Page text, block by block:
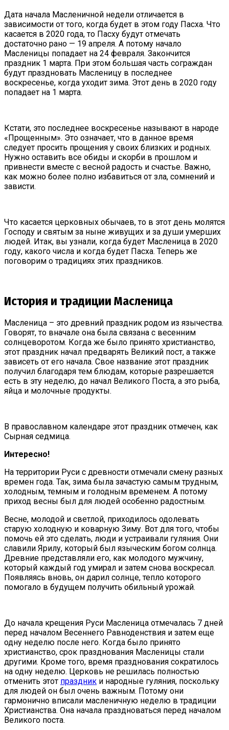
Дата начала Масленичной недели отличается в
зависимости от того, когда будет в этом году Пасха. Что
касается в 2020 года, то Пасху будут отмечать
достаточно рано — 19 апреля. А потому начало
Масленицы попадает на 24 февраля. Закончится
праздник 1 марта. При этом большая часть сограждан
будут праздновать Масленицу в последнее
воскресенье, когда уходит зима. Этот день в 2020 году
попадает на 1 марта.
Кстати, это последнее воскресенье называют в народе
«Прощенным». Это означает, что в данное время
следует просить прощения у своих близких и родных.
Нужно оставить все обиды и скорби в прошлом и
привнести вместе с весной радость и счастье. Важно,
как можно более полно избавиться от зла, сомнений и
зависти.
Что касается церковных обычаев, то в этот день молятся
Господу и святым за ныне живущих и за души умерших
людей. Итак, вы узнали, когда будет Масленица в 2020
году, какого числа и когда будет Пасха. Теперь же
поговорим о традициях этих праздников.
История и традиции Масленица
Масленица – это древний праздник родом из язычества.
Говорят, то вначале она была связана с весенним
солнцеворотом. Когда же было принято христианство,
этот праздник начал предварять Великий пост, а также
зависеть от его начала. Свое название этот праздник
получил благодаря тем блюдам, которые разрешается
есть в эту неделю, до начал Великого Поста, а это рыба,
яйца и молочные продукты.
В православном календаре этот праздник отмечен, как
Сырная седмица.
Интересно!
На территории Руси с древности отмечали смену разных
времен года. Так, зима была зачастую самым трудным,
холодным, темным и голодным временем. А потому
приход весны был для людей особенно радостным.
Весне, молодой и светлой, приходилось одолевать
старую холодную и коварную Зиму. Вот для того, чтобы
помочь ей это сделать, люди и устраивали гуляния. Они
славили Ярилу, который был языческим богом солнца.
Древние представляли его, как молодого мужчину,
который каждый год умирал и затем снова воскресал.
Появляясь вновь, он дарил солнце, тепло которого
помогало в будущем получить обильный урожай.
До начала крещения Руси Масленица отмечалась 7 дней
перед началом Весеннего Равноденствия и затем еще
одну неделю после него. Когда было принято
христианство, срок празднования Масленицы стали
другими. Кроме того, время празднования сократилось
на одну неделю. Церковь не решилась полностью
отменить этот праздник и народные гуляния, поскольку
для людей он был очень важным. Потому они
гармонично вписали масленичную неделю в традиции
Христианства. Она начала праздноваться перед началом
Великого поста.